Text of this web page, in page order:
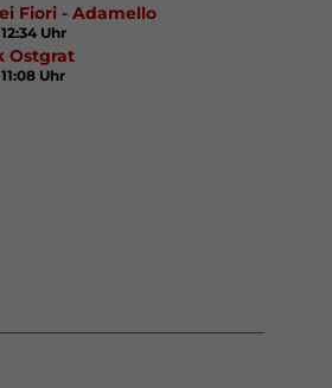
Fiori - Adamello
Uhr
Ostgrat
Uhr